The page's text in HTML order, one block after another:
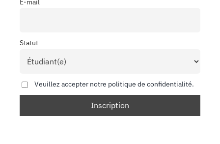
Statut
Veuillez accepter notre politique de confidentialité.